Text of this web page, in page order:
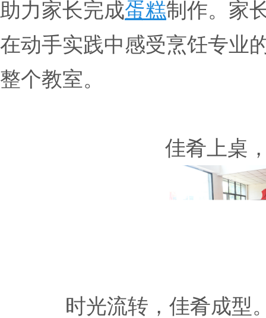
助力家长完成蛋糕制作。家
在动手实践中感受烹饪专业
整个教室。
佳肴上桌
时光流转，佳肴成型